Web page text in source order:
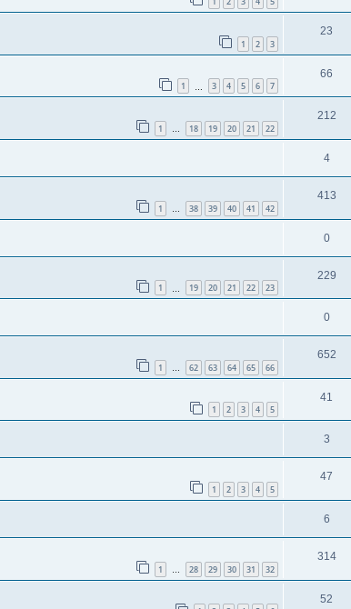
1 2 3
23
1 3 4 5 6 7
66
1 … 18 19 20 21 22
212
4
1 … 38 39 40 41 42
413
0
1 19 20 21 22 23
229
0
1 … 62 63 64 65 66
652
1 2 3 4 5
41
3
1 2 3 4 5
47
6
1 … 28 29 30 31 32
314
52